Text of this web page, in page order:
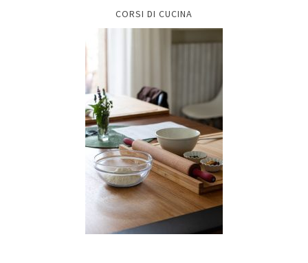
CORSI DI CUCINA